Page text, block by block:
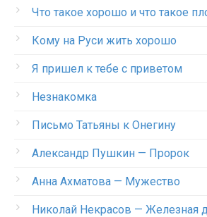
Что такое хорошо и что такое
Кому на Руси жить хорошо
Я пришел к тебе с приветом
Незнакомка
Письмо Татьяны к Онегину
Александр Пушкин — Пророк
Анна Ахматова — Мужество
Николай Некрасов — Железная